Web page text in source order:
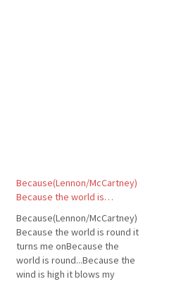
Because(Lennon/McCartney)
Because the world is…
Because(Lennon/McCartney)
Because the world is round it
turns me onBecause the
world is round...Because the
wind is high it blows my